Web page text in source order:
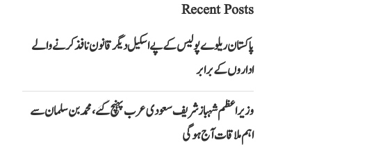
Recent Posts
پاکستان ریلوے پولیس کے پے اسکیل دیگر قانون نافذ کرنے والے
اداروں کے برابر
وزیراعظم شہباز شریف سعودی عرب پہنچ گئے، محمد بن سلمان سے
اہم ملاقات آج ہوگی